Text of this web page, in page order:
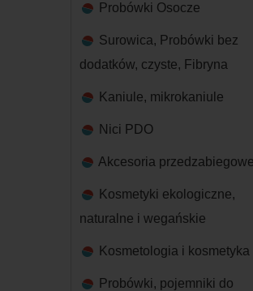
Probówki Osocze
Surowica, Probówki bez
dodatków, czyste, Fibryna
Kaniule, mikrokaniule
Nici PDO
Akcesoria przedzabiegowe
Kosmetyki ekologiczne,
naturalne i wegańskie
Kosmetologia i kosmetyka
Probówki, pojemniki do